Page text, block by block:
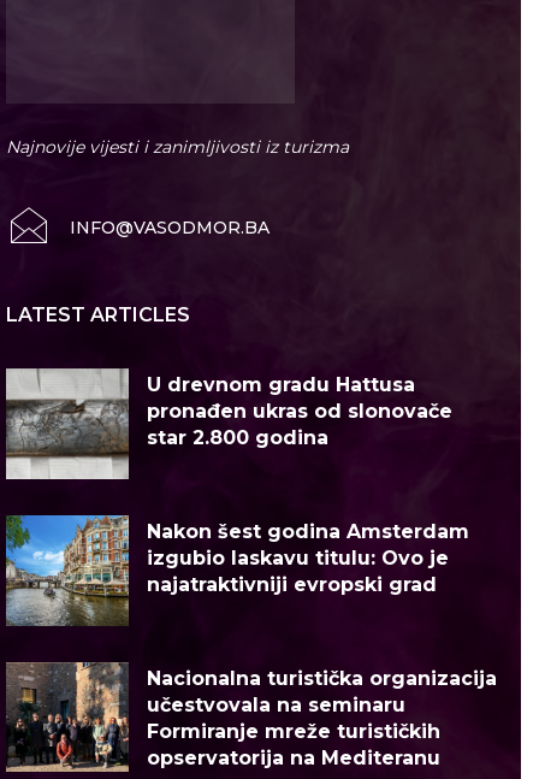
Najnovije vijesti i zanimljivosti iz turizma
INFO@VASODMOR.BA
LATEST ARTICLES
U drevnom gradu Hattusa
pronađen ukras od slonovače
star 2.800 godina
Nakon šest godina Amsterdam
izgubio laskavu titulu: Ovo je
najatraktivniji evropski grad
Nacionalna turistička organizacija
učestvovala na seminaru
Formiranje mreže turističkih
opservatorija na Mediteranu